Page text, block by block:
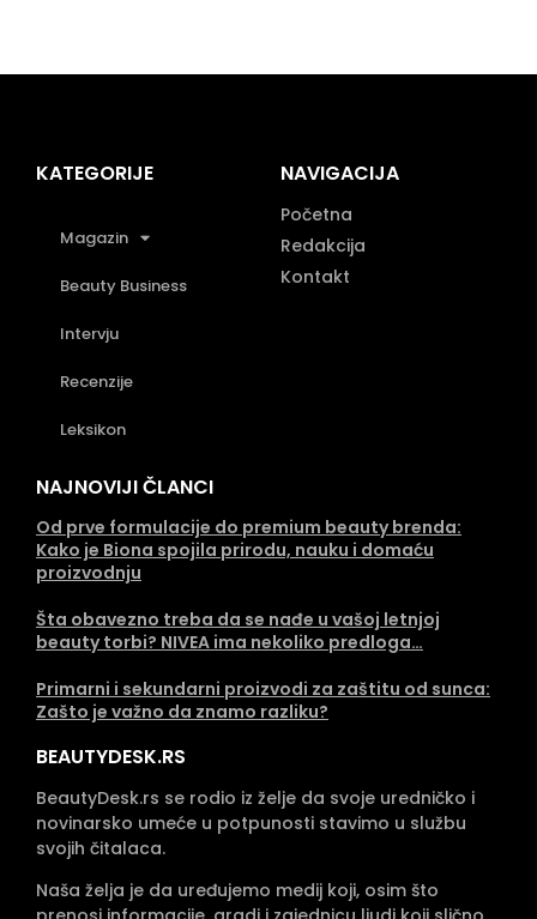
KATEGORIJE
Magazin
Beauty Business
Intervju
Recenzije
Leksikon
NAVIGACIJA
Početna
Redakcija
Kontakt
NAJNOVIJI ČLANCI
Od prve formulacije do premium beauty brenda:
Kako je Biona spojila prirodu, nauku i domaću
proizvodnju
Šta obavezno treba da se nađe u vašoj letnjoj
beauty torbi? NIVEA ima nekoliko predloga…
Primarni i sekundarni proizvodi za zaštitu od sunca:
Zašto je važno da znamo razliku?
BEAUTYDESK.RS
BeautyDesk.rs se rodio iz želje da svoje uredničko i
novinarsko umeće u potpunosti stavimo u službu
svojih čitalaca.
Naša želja je da uređujemo medij koji, osim što